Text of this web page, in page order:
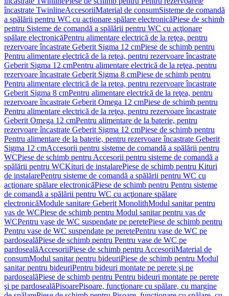
încastrate TwinlineAccesoriiMaterial de consumSisteme de comandă
a spălării pentru WC cu acţionare spălare electronicăPiese de schimb
pentru Sisteme de comandă a spălării pentru WC cu acţionare
spălare electronicăPentru alimentare electrică de la reţea, pentru
rezervoare încastrate Geberit Sigma 12 cmPiese de schimb pentru
Pentru alimentare electrică de la reţea, pentru rezervoare încastrate
Geberit Sigma 12 cmPentru alimentare electrică de la reţea, pentru
rezervoare încastrate Geberit Sigma 8 cmPiese de schimb pentru
Pentru alimentare electrică de la reţea, pentru rezervoare încastrate
Geberit Sigma 8 cmPentru alimentare electrică de la reţea, pentru
rezervoare încastrate Geberit Omega 12 cmPiese de schimb pentru
Pentru alimentare electrică de la reţea, pentru rezervoare încastrate
Geberit Omega 12 cmPentru alimentare de la baterie, pentru
rezervoare încastrate Geberit Sigma 12 cmPiese de schimb pentru
Pentru alimentare de la baterie, pentru rezervoare încastrate Geberit
Sigma 12 cmAccesorii pentru sisteme de comandă a spălării pentru
WCPiese de schimb pentru Accesorii pentru sisteme de comandă a
spălării pentru WCKituri de instalarePiese de schimb pentru Kituri
de instalarePentru sisteme de comandă a spălării pentru WC cu
acţionare spălare electronicăPiese de schimb pentru Pentru sisteme
de comandă a spălării pentru WC cu acţionare spălare
electronicăModule sanitare Geberit MonolithModul sanitar pentru
vas de WCPiese de schimb pentru Modul sanitar pentru vas de
WCPentru vase de WC suspendate pe peretePiese de schimb pentru
Pentru vase de WC suspendate pe peretePentru vase de WC pe
pardosealăPiese de schimb pentru Pentru vase de WC pe
pardosealăAccesoriiPiese de schimb pentru AccesoriiMaterial de
consumModul sanitar pentru bideuriPiese de schimb pentru Modul
sanitar pentru bideuriPentru bideuri montate pe perete şi pe
pardosealăPiese de schimb pentru Pentru bideuri montate pe perete
şi pe pardosealăPisoarePisoare, funcţionare cu spălare, cu margine